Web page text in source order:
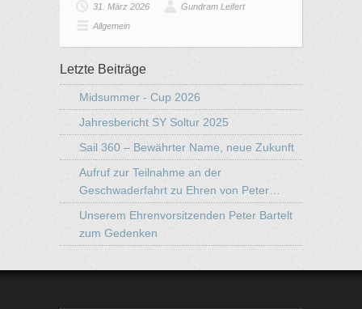
31. März 2026
Gundram Leifert
Allgemein
Letzte Beiträge
Midsummer - Cup 2026
Jahresbericht SY Soltur 2025
Sail 360 – Bewährter Name, neue Zukunft
Aufruf zur Teilnahme an der
Geschwaderfahrt zu Ehren von Peter…
Unserem Ehrenvorsitzenden Peter Bartelt
zum Gedenken